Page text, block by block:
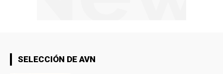
SELECCIÓN DE AVN